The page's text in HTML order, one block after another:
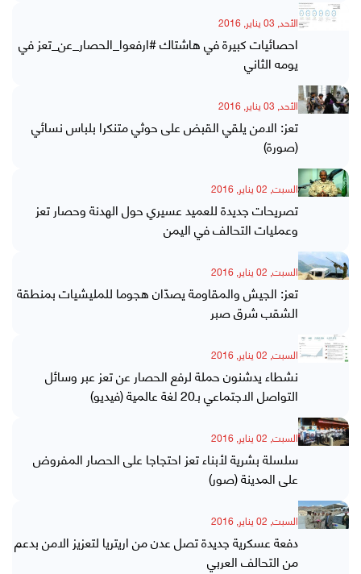
الأحد, 03 يناير, 2016
احصائيات كبيرة في هاشتاك #ارفعوا_الحصار_عن_تعز في
يومه الثاني
الأحد, 03 يناير, 2016
تعز: الامن يلقي القبض على حوثي متنكرا بلباس نسائي
(صورة)
السبت, 02 يناير, 2016
تصريحات جديدة للعميد عسيري حول الهدنة وحصار تعز
وعمليات التحالف في اليمن
السبت, 02 يناير, 2016
تعز: الجيش والمقاومة يصدّان هجوما للمليشيات بمنطقة
الشقب شرق صبر
السبت, 02 يناير, 2016
نشطاء يدشنون حملة لرفع الحصار عن تعز عبر وسائل
التواصل الاجتماعي بـ20 لغة عالمية (فيديو)
السبت, 02 يناير, 2016
سلسلة بشرية لأبناء تعز احتجاجا على الحصار المفروض
على المدينة (صور)
السبت, 02 يناير, 2016
دفعة عسكرية جديدة تصل عدن من اريتريا لتعزيز الامن بدعم
من التحالف العربي